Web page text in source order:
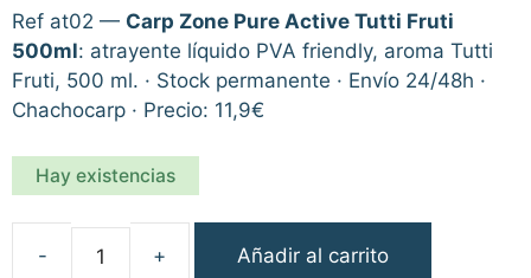
Ref at02 — Carp Zone Pure Active Tutti Fruti
500ml: atrayente líquido PVA friendly, aroma Tutti
Fruti, 500 ml. · Stock permanente · Envío 24/48h ·
Chachocarp · Precio: 11,9€
Hay existencias
Añadir al carrito